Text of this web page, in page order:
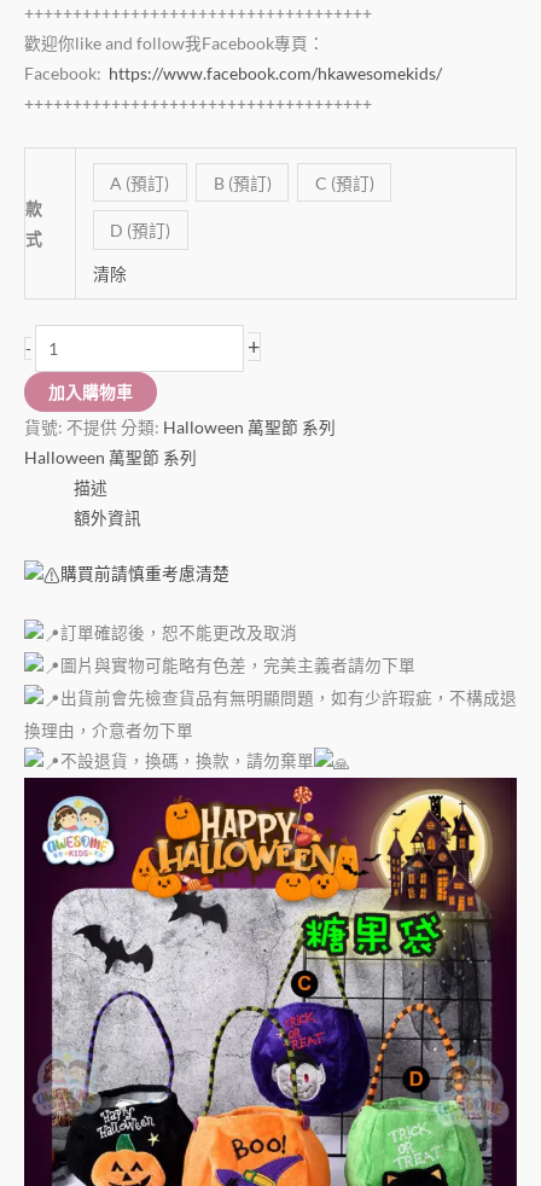
++++++++++++++++++++++++++++++++++++
歡迎你like and follow我Facebook專頁：
Facebook: https://www.facebook.com/hkawesomekids/
++++++++++++++++++++++++++++++++++++
款
式
A (預訂) B (預訂) C (預訂)
D (預訂)
清除
- +
加入購物車
貨號: 不提供 分類: Halloween 萬聖節 系列
Halloween 萬聖節 系列
描述
額外資訊
購買前請慎重考慮清楚
訂單確認後，恕不能更改及取消
圖片與實物可能略有色差，完美主義者請勿下單
出貨前會先檢查貨品有無明顯問題，如有少許瑕疵，不構成退
換理由，介意者勿下單
不設退貨，換碼，換款，請勿棄單